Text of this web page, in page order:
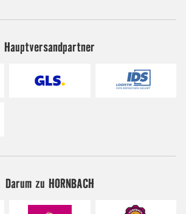
Hauptversandpartner
Darum zu HORNBACH